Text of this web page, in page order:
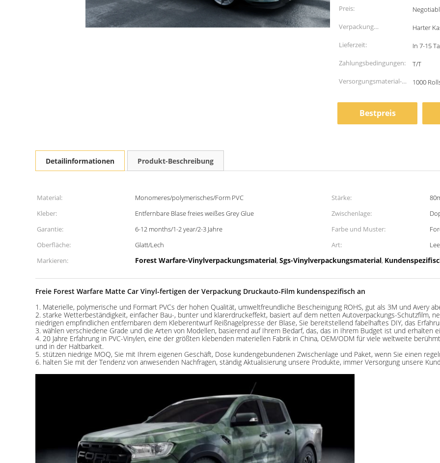
Preis:
Verpackung
Informationen:
Harter
Lieferzeit:
In 7-15
Zahlungsbedingungen:
T/T
Versorgungsmaterial-
1000
Bestpreis
Detailinformationen Produkt-Beschreibung
Material: Monomeres/polymerisches/Form PVC Stärke:
Kleber:
Entfernbare Blase freies weißes Grey Glue Zwischenlage:
Garantie:
6-12 months/1-2 year/2-3 Jahre Farbe und Muster:
Oberfläche:
Glatt/Lech Art:
Markieren:
Forest Warfare-Vinylverpackungsmaterial, Sgs-Vinylverpackungsmaterial,
Freie Forest Warfare Matte Car Vinyl-fertigen der Verpackung Druckauto-Film kundenspezifisch an
1. Materielle, polymerische und Formart PVCs der hohen Qualität, umweltfreundliche Bescheinigung ROHS, gut als 3M und Avery
2. starke Wetterbeständigkeit, einfacher Bau-, bunter und klarerdruckeffekt, basiert auf dem netten Autoverpackungs-Schutzfilm,
niedrigen empfindlichen entfernbaren dem Kleberentwurf Reißnagelpresse der Blase, Sie bereitstellend fabelhaftes DIY, das
3. wählen verschiedene Grade und die Arten von Modellen, basierend auf Ihrem Bedarf, das, das in Ihrem Budget ist und erhalten
4. 20 Jahre Erfahrung in PVC-Vinylen, eine der größten klebenden materiellen Fabrik in China, OEM/ODM für viele weltweite
und in der Haltbarkeit.
5. stützen niedrige MOQ, Sie mit Ihrem eigenen Geschäft, Dose kundengebundenen Zwischenlage und Paket, wenn Sie einen
6. halten Sie mit der Tendenz von anwesenden Nachfragen, ständig Aktualisierung unsere Produkte, immer Versorgung unsere